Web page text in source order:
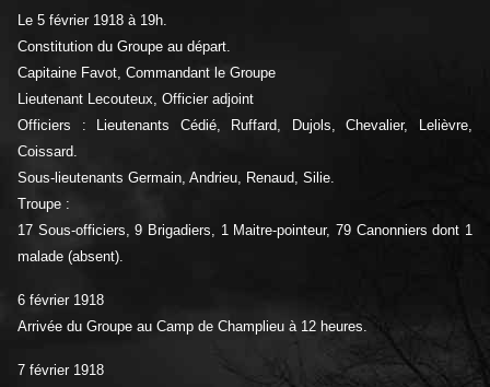
Le 5 février 1918 à 19h.
Constitution du Groupe au départ.
Capitaine Favot, Commandant le Groupe
Lieutenant Lecouteux, Officier adjoint
Officiers : Lieutenants Cédié, Ruffard, Dujols, Chevalier, Lelièvre,
Coissard.
Sous-lieutenants Germain, Andrieu, Renaud, Silie.
Troupe :
17 Sous-officiers, 9 Brigadiers, 1 Maitre-pointeur, 79 Canonniers dont 1
malade (absent).
6 février 1918
Arrivée du Groupe au Camp de Champlieu à 12 heures.
7 février 1918